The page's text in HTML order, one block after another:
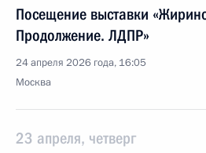
Посещение выставки
Продолжение. ЛДПР»
24 апреля 2026 года, 16:05
Москва
23 апреля, четверг